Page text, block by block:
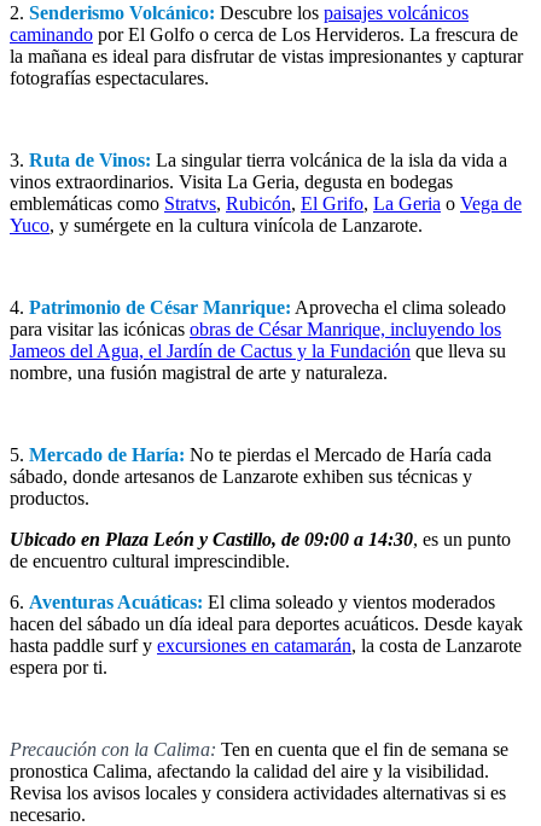
2. Senderismo Volcánico: Descubre los paisajes volcánicos
caminando por El Golfo o cerca de Los Hervideros. La frescura de
la mañana es ideal para disfrutar de vistas impresionantes y capturar
fotografías espectaculares.
3. Ruta de Vinos: La singular tierra volcánica de la isla da vida a
vinos extraordinarios. Visita La Geria, degusta en bodegas
emblemáticas como Stratvs, Rubicón, El Grifo, La Geria o Vega de
Yuco, y sumérgete en la cultura vinícola de Lanzarote.
4. Patrimonio de César Manrique: Aprovecha el clima soleado
para visitar las icónicas obras de César Manrique, incluyendo los
Jameos del Agua, el Jardín de Cactus y la Fundación que lleva su
nombre, una fusión magistral de arte y naturaleza.
5. Mercado de Haría: No te pierdas el Mercado de Haría cada
sábado, donde artesanos de Lanzarote exhiben sus técnicas y
productos.
Ubicado en Plaza León y Castillo, de 09:00 a 14:30, es un punto
de encuentro cultural imprescindible.
6. Aventuras Acuáticas: El clima soleado y vientos moderados
hacen del sábado un día ideal para deportes acuáticos. Desde kayak
hasta paddle surf y excursiones en catamarán, la costa de Lanzarote
espera por ti.
Precaución con la Calima: Ten en cuenta que el fin de semana se
pronostica Calima, afectando la calidad del aire y la visibilidad.
Revisa los avisos locales y considera actividades alternativas si es
necesario.